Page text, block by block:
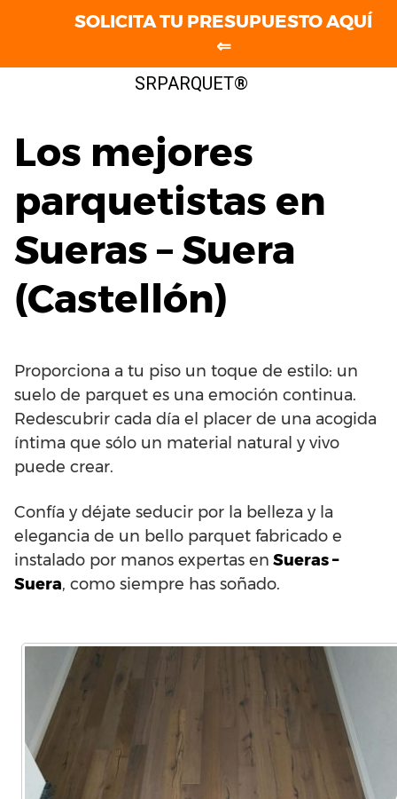
SRPARQUET®
Los mejores
parquetistas en
Sueras – Suera
(Castellón)
Proporciona a tu piso un toque de estilo: un
suelo de parquet es una emoción continua.
Redescubrir cada día el placer de una acogida
íntima que sólo un material natural y vivo
puede crear.
Confía y déjate seducir por la belleza y la
elegancia de un bello parquet fabricado e
instalado por manos expertas en Sueras –
Suera, como siempre has soñado.
SOLICITA TU PRESUPUESTO AQUÍ
⇐